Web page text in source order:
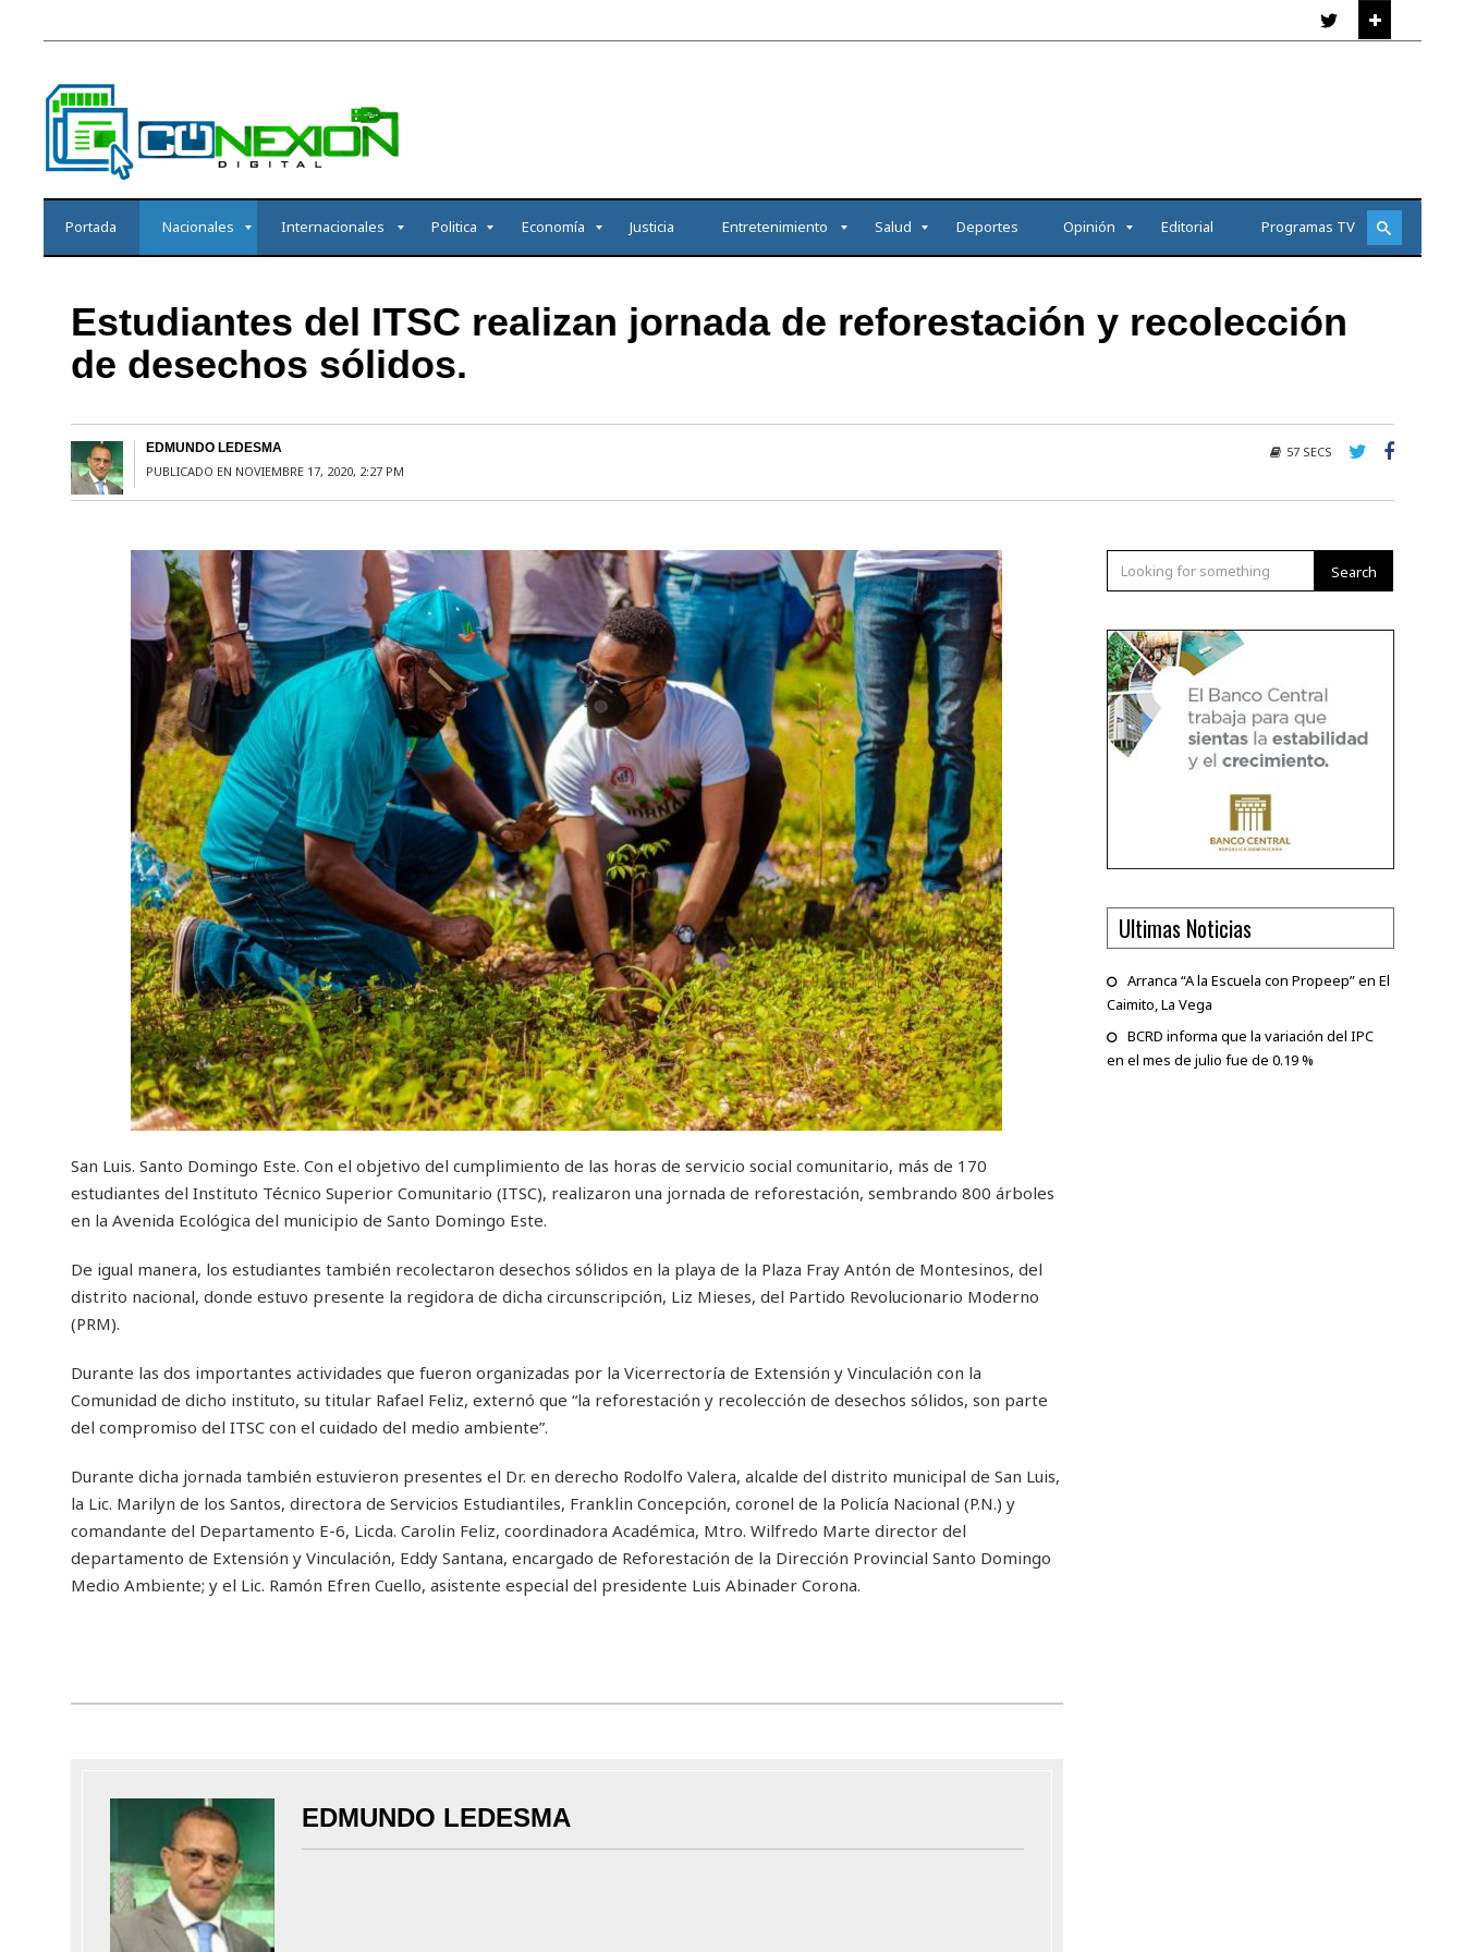
Portada Nacionales Internacionales Politica Economía Justicia Entretenimiento Salud Deportes Opinión Editorial Programas TV
Estudiantes del ITSC realizan jornada de reforestación y recolección
de desechos sólidos.
EDMUNDO LEDESMA
PUBLICADO EN NOVIEMBRE 17, 2020, 2:27 PM
57 SECS
San Luis. Santo Domingo Este. Con el objetivo del cumplimiento de las horas de servicio social comunitario, más de 170
estudiantes del Instituto Técnico Superior Comunitario (ITSC), realizaron una jornada de reforestación, sembrando 800 árboles
en la Avenida Ecológica del municipio de Santo Domingo Este.
De igual manera, los estudiantes también recolectaron desechos sólidos en la playa de la Plaza Fray Antón de Montesinos, del
distrito nacional, donde estuvo presente la regidora de dicha circunscripción, Liz Mieses, del Partido Revolucionario Moderno
(PRM).
Durante las dos importantes actividades que fueron organizadas por la Vicerrectoría de Extensión y Vinculación con la
Comunidad de dicho instituto, su titular Rafael Feliz, externó que “la reforestación y recolección de desechos sólidos, son parte
del compromiso del ITSC con el cuidado del medio ambiente”.
Durante dicha jornada también estuvieron presentes el Dr. en derecho Rodolfo Valera, alcalde del distrito municipal de San Luis,
la Lic. Marilyn de los Santos, directora de Servicios Estudiantiles, Franklin Concepción, coronel de la Policía Nacional (P.N.) y
comandante del Departamento E-6, Licda. Carolin Feliz, coordinadora Académica, Mtro. Wilfredo Marte director del
departamento de Extensión y Vinculación, Eddy Santana, encargado de Reforestación de la Dirección Provincial Santo Domingo
Medio Ambiente; y el Lic. Ramón Efren Cuello, asistente especial del presidente Luis Abinader Corona.
EDMUNDO LEDESMA
Search
Ultimas Noticias
Arranca “A la Escuela con Propeep” en El
Caimito, La Vega
BCRD informa que la variación del IPC
en el mes de julio fue de 0.19 %